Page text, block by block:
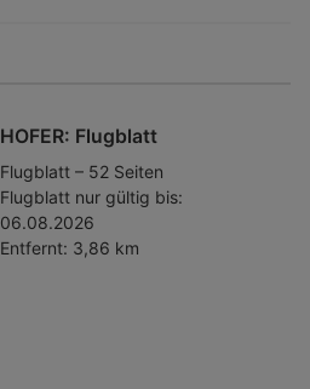
HOFER: Flugblatt
Flugblatt – 52 Seiten
Flugblatt nur gültig bis:
06.08.2026
Entfernt: 3,86 km